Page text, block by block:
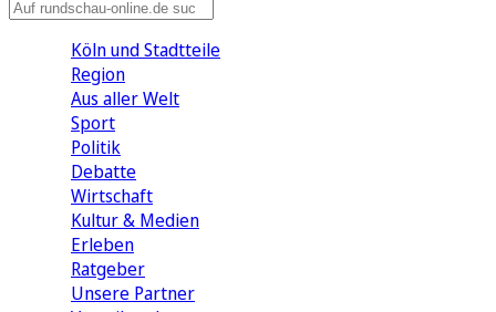
Köln und Stadtteile
Region
Aus aller Welt
Sport
Politik
Debatte
Wirtschaft
Kultur & Medien
Erleben
Ratgeber
Unsere Partner